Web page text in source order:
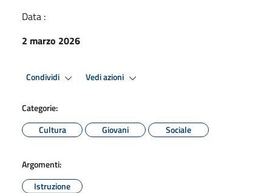
Data :
2 marzo 2026
Condividi Vedi azioni
Categorie:
Cultura
Giovani Sociale
Argomenti:
Istruzione